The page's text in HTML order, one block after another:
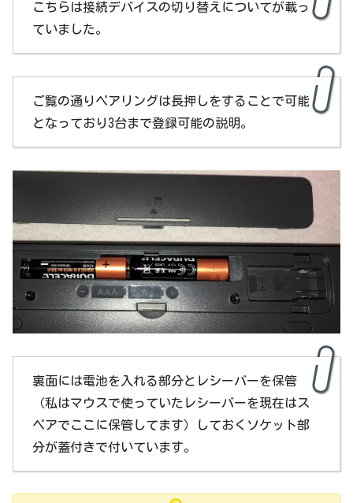
こちらは接続デバイスの切り替えについてが載っ
ていました。
ご覧の通りペアリングは長押しをすることで可能
となっており3台まで登録可能の説明。
裏面には電池を入れる部分とレシーバーを保管
（私はマウスで使っていたレシーバーを現在はス
ペアでここに保管してます）しておくソケット部
分が蓋付きで付いています。